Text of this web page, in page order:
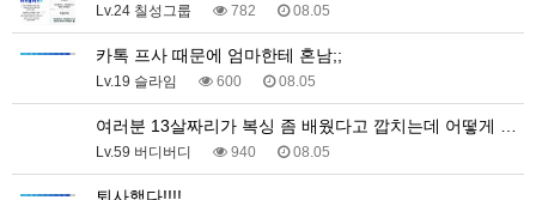
Lv.24 칠성그룹 782 08.05
카톡 프사 때문에 엄마한테 혼남;;
Lv.19 슬라임 600 08.05
여러분 13살짜리가 복싱 좀 배웠다고 깝치는데 어떻게 …
Lv.59 버디버디 940 08.05
퇴사했다!!!!